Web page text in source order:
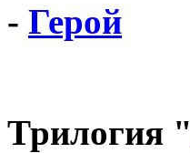
- Герой
Трилогия "